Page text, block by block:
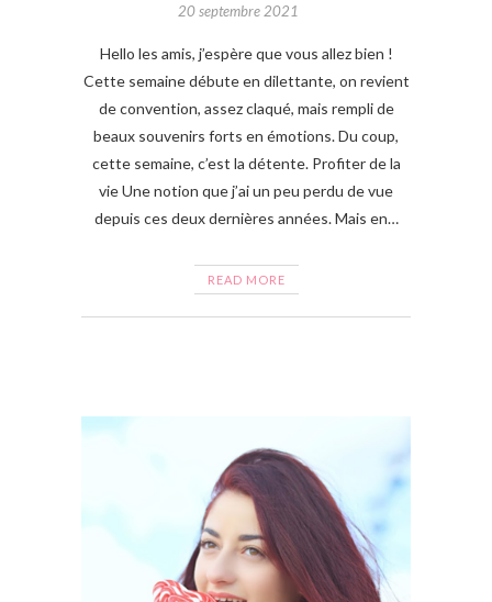
20 septembre 2021
Hello les amis, j’espère que vous allez bien !
Cette semaine débute en dilettante, on revient
de convention, assez claqué, mais rempli de
beaux souvenirs forts en émotions. Du coup,
cette semaine, c’est la détente. Profiter de la
vie Une notion que j’ai un peu perdu de vue
depuis ces deux dernières années. Mais en…
READ MORE